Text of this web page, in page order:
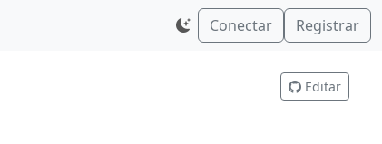
Conectar Registrar
Editar